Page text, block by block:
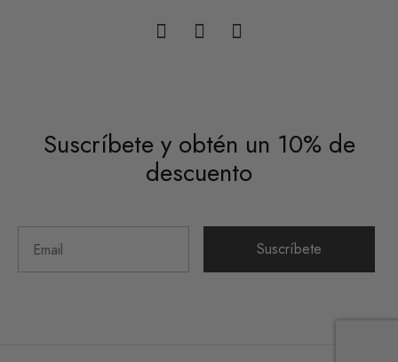
Suscríbete y obtén un 10% de
descuento
Suscríbete